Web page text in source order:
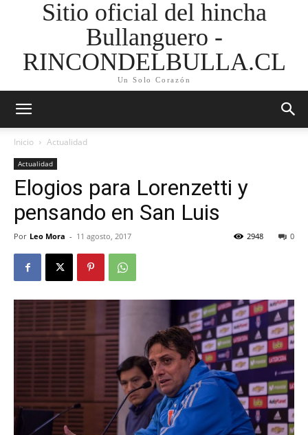
Sitio oficial del hincha
Bullanguero -
RINCONDELBULLA.CL
Un Solo Corazón
Inicio Actualidad
Actualidad
Elogios para Lorenzetti y
pensando en San Luis
Por Leo Mora - 11 agosto, 2017 0
2948